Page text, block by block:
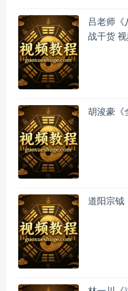
吕老师《
战干货
胡浚豪《
道阳宗钺